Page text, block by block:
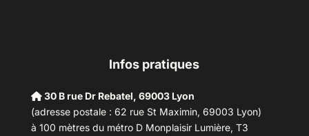
Infos pratiques
30 B rue Dr Rebatel, 69003 Lyon
(adresse postale : 62 rue St Maximin, 69003 Lyon)
à 100 mètres du métro D Monplaisir Lumière, T3